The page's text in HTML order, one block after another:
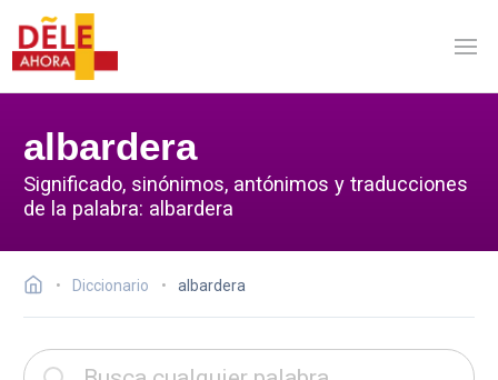
albardera
Significado, sinónimos, antónimos y traducciones
de la palabra: albardera
Diccionario albardera